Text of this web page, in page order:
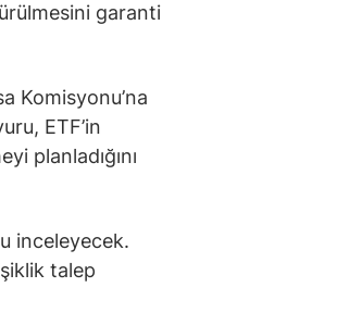
garanti
Komisyonu’na
ETF’in
planladığını
inceleyecek.
talep